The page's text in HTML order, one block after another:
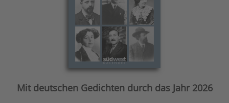
Mit deutschen Gedichten durch das Jahr 2026